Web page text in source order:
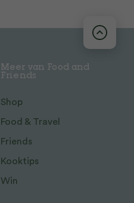
Meer van Food and
Friends
Shop
Food & Travel
Friends
Kooktips
Win